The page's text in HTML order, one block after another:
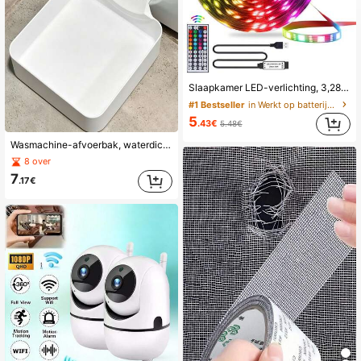
Wasmachine-afvoerbak, waterdichte en overstromingsbestendige bodemmat voor de wasruimte, vloerbeschermingsmat om wateroverloop en vloercorrosie te voorkomen, enkele afvoerbak zonder accessoires
8 over
7.17€
Slaapkamer LED-verlichting, 3,28FT (1 rol)~98,42FT (2 rollen) RGB LED-stripverlichting met IR 44-toetsen afstandsbediening, USB 5V LED-stripverlichting met zelfklevende achterkant, instelbare kleur, slaapkamerfeestdecoratie
#1 Bestseller in Werkt op batterijen (knoopcelbatterij) LED-stri
5.43€ 5.48€